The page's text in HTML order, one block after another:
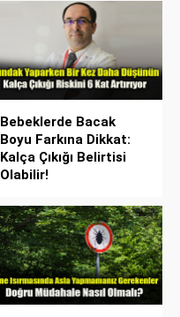
Bebeklerde Bacak
Boyu Farkına Dikkat:
Kalça Çıkığı Belirtisi
Olabilir!